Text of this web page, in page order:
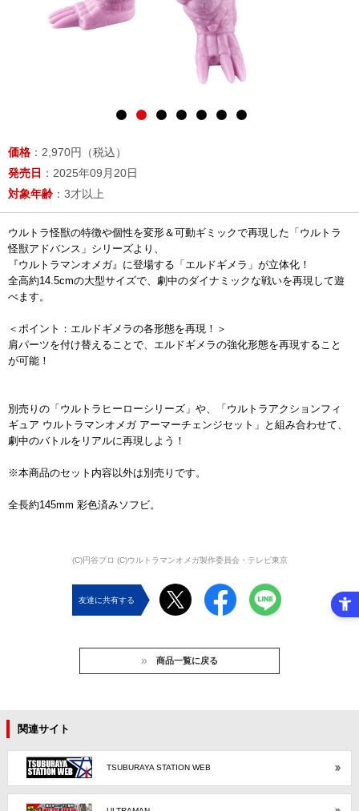
価格 ：2,970円（税込）
発売日 ：2025年09月20日
対象年齢 ：3才以上
ウルトラ怪獣の特徴や個性を変形＆可動ギミックで再現した「ウルトラ
怪獣アドバンス」シリーズより、
『ウルトラマンオメガ』に登場する「エルドギメラ」が立体化！
全高約14.5cmの大型サイズで、劇中のダイナミックな戦いを再現して遊
べます。
＜ポイント：エルドギメラの各形態を再現！＞
肩パーツを付け替えることで、エルドギメラの強化形態を再現すること
が可能！
別売りの「ウルトラヒーローシリーズ」や、「ウルトラアクションフィ
ギュア ウルトラマンオメガ アーマーチェンジセット」と組み合わせて、
劇中のバトルをリアルに再現しよう！
※本商品のセット内容以外は別売りです。
全長約145mm 彩色済みソフビ。
(C)円谷プロ (C)ウルトラマンオメガ製作委員会・テレビ東京
友達に共有する
商品一覧に戻る
関連サイト
TSUBURAYA STATION WEB